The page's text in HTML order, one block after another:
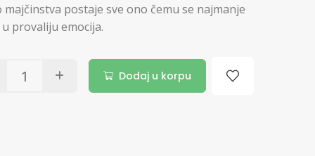
postaje sve ono čemu se najmanje
provaliju emocija.
Dodaj u korpu